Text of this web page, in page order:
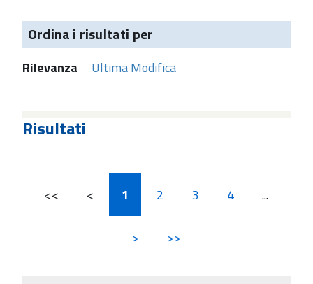
Ordina i risultati per
Rilevanza Ultima Modifica
Risultati
<< < 1 2 3 4 ...
> >>